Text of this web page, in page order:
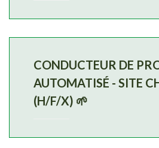
CONDUCTEUR DE
AUTOMATISÉ - SITE
(H/F/X) 🌱